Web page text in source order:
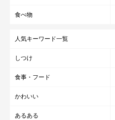
食べ物
人気キーワード一覧
しつけ
食事・フード
かわいい
あるある